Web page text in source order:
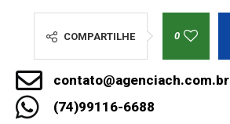
COMPARTILHE 0
contato@agenciach.com.br
(74)99116-6688